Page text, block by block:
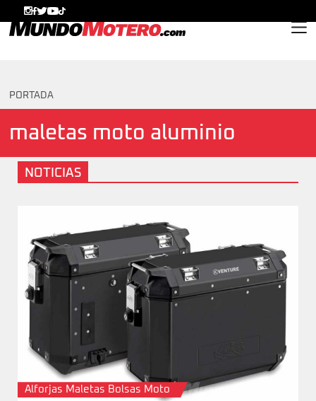
PORTADA
maletas moto aluminio
NOTICIAS
Alforjas Maletas Bolsas Moto